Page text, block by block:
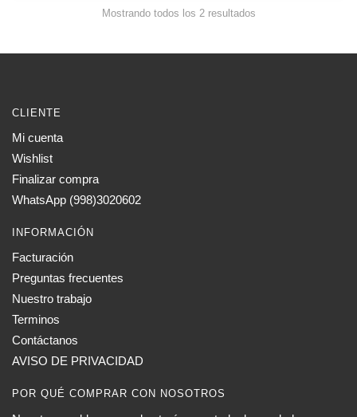
Mostrando todos los 2 resultados
CLIENTE
Mi cuenta
Wishlist
Finalizar compra
WhatsApp (998)3020602
INFORMACIÓN
Facturación
Preguntas frecuentes
Nuestro trabajo
Terminos
Contáctanos
AVISO DE PRIVACIDAD
POR QUÉ COMPRAR CON NOSOTROS